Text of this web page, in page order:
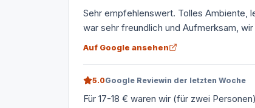
Sehr empfehlenswert. Tolles Ambiente,
war sehr freundlich und Aufmerksam,
Auf Google ansehen
5.0Google Reviewin der letzten Woche
Für 17-18 € waren wir (für zwei